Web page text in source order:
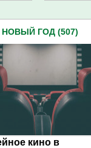
НОВЫЙ ГОД (507)
кино в